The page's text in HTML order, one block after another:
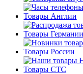
Товары Англии
Товары Германии
Товары России
Товары СТС